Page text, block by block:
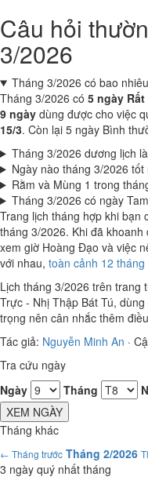
Câu hỏi
3/2026
Tháng 3/2026 có bao
Tháng 3/2026 có 5 ngày
9 ngày dùng được cho việc
15/3. Còn lại 5 ngày Bình
Tháng 3/2026 dương lịch
Ngày nào tháng 3/2026
Rằm và Mùng 1 trong
Tháng 3/2026 có ngày
Trang lịch tháng hợp khi bạn
tháng 3/2026. Khi đã
xem giờ Hoàng Đạo và việc
với nhau, toàn cảnh 12
Lịch tháng 3/2026 trên trang
Trực - Nhị Thập Bát Tú,
trọng nên cân nhắc thêm
Tác giả: Nguyễn Minh An ·
Tra cứu ngày
Ngày
Tháng
XEM NGÀY
Tháng khác
← Tháng trước Tháng 2/2026
3 ngày quý nhất tháng